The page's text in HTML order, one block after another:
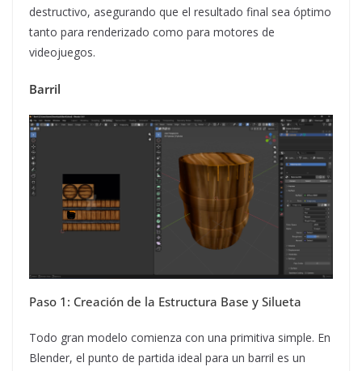
destructivo, asegurando que el resultado final sea óptimo
tanto para renderizado como para motores de
videojuegos.
Barril
Paso 1: Creación de la Estructura Base y Silueta
Todo gran modelo comienza con una primitiva simple. En
Blender, el punto de partida ideal para un barril es un